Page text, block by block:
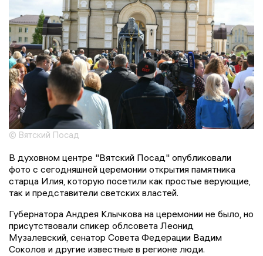
© Вятский Посад
В духовном центре "Вятский Посад" опубликовали
фото с сегодняшней церемонии открытия памятника
старца Илия, которую посетили как простые верующие,
так и представители светских властей.
Губернатора Андрея Клычкова на церемонии не было, но
присутствовали спикер облсовета Леонид
Музалевский, сенатор Совета Федерации Вадим
Соколов и другие известные в регионе люди.